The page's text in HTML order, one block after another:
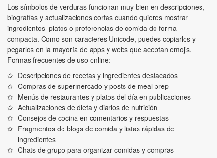
Los símbolos de verduras funcionan muy bien en descripciones,
biografías y actualizaciones cortas cuando quieres mostrar
ingredientes, platos o preferencias de comida de forma
compacta. Como son caracteres Unicode, puedes copiarlos y
pegarlos en la mayoría de apps y webs que aceptan emojis.
Formas frecuentes de uso online:
Descripciones de recetas y ingredientes destacados
Compras de supermercado y posts de meal prep
Menús de restaurantes y platos del día en publicaciones
Actualizaciones de dieta y diarios de nutrición
Consejos de cocina en comentarios y respuestas
Fragmentos de blogs de comida y listas rápidas de
ingredientes
Chats de grupo para organizar comidas y compras